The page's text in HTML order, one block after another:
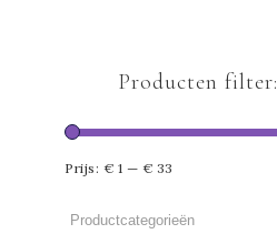
Producten filter:
Prijs: € 1 — € 33